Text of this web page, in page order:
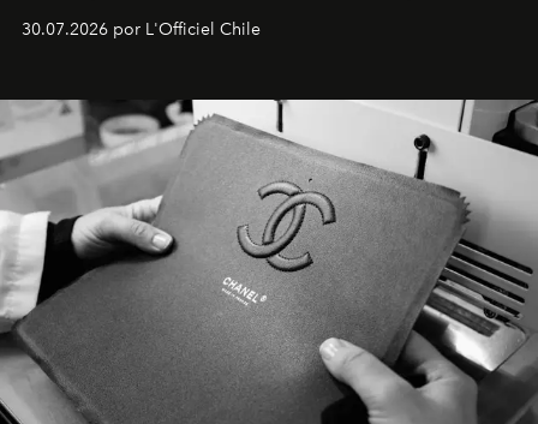
Latinoamérica, sobre identidad, cultura y el valor
30.07.2026 por L'Officiel Chile